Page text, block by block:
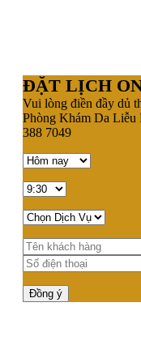
ĐẶT LỊCH
Vui lòng điền đầy dủ
Phòng Khám Da
388 7049